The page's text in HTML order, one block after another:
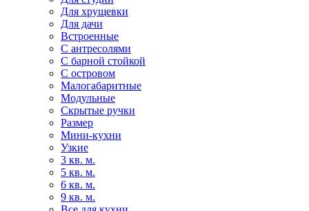
Для хрущевки
Для дачи
Встроенные
С антресолями
С барной стойкой
С островом
Малогабаритные
Модульные
Скрытые ручки
Размер
Мини-кухни
Узкие
3 кв. м.
5 кв. м.
6 кв. м.
9 кв. м.